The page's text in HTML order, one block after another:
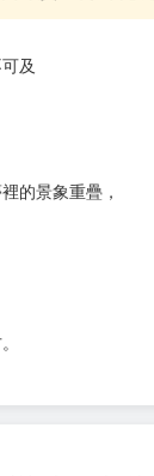
元-加固紙箱包
及
的景象重疊，